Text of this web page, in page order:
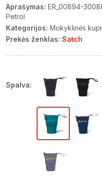
Aprašymas: ER_00894-
Petrol
Kategorijos: Mokyklinės
Prekės ženklas: Satch
Spalva: